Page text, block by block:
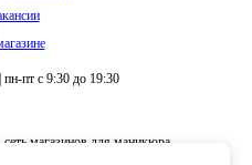
магазинов для маникюра
сайта